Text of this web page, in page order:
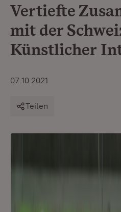
Vertiefte
mit der
Künstlicher
07.10.2021
Teilen